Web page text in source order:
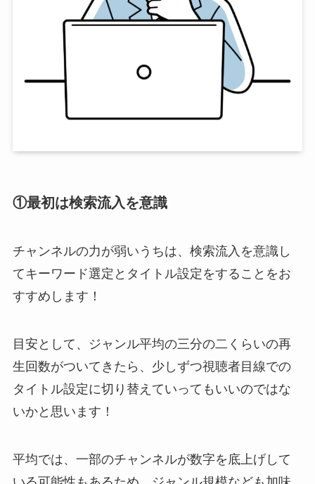
①最初は検索流入を意識
チャンネルの力が弱いうちは、 検索流入を意識し
てキーワード選定とタイトル設定をすることをお
すすめ します！
目安として、ジャンル平均の三分の二くらいの再
生回数がついてきたら、少しずつ視聴者目線での
タイトル設定に切り替えていってもいいのではな
いかと思います！
平均では、一部のチャンネルが数字を底上げして